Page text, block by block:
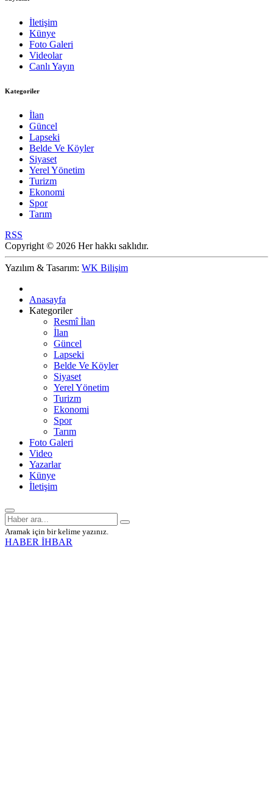
İletişim
Künye
Foto Galeri
Videolar
Canlı Yayın
Kategoriler
İlan
Güncel
Lapseki
Belde Ve Köyler
Siyaset
Yerel Yönetim
Turizm
Ekonomi
Spor
Tarım
RSS
Copyright © 2026 Her hakkı saklıdır.
Yazılım & Tasarım: WK Bilişim
Anasayfa
Kategoriler
Resmî İlan
İlan
Güncel
Lapseki
Belde Ve Köyler
Siyaset
Yerel Yönetim
Turizm
Ekonomi
Spor
Tarım
Foto Galeri
Video
Yazarlar
Künye
İletişim
Aramak için bir kelime yazınız.
HABER İHBAR